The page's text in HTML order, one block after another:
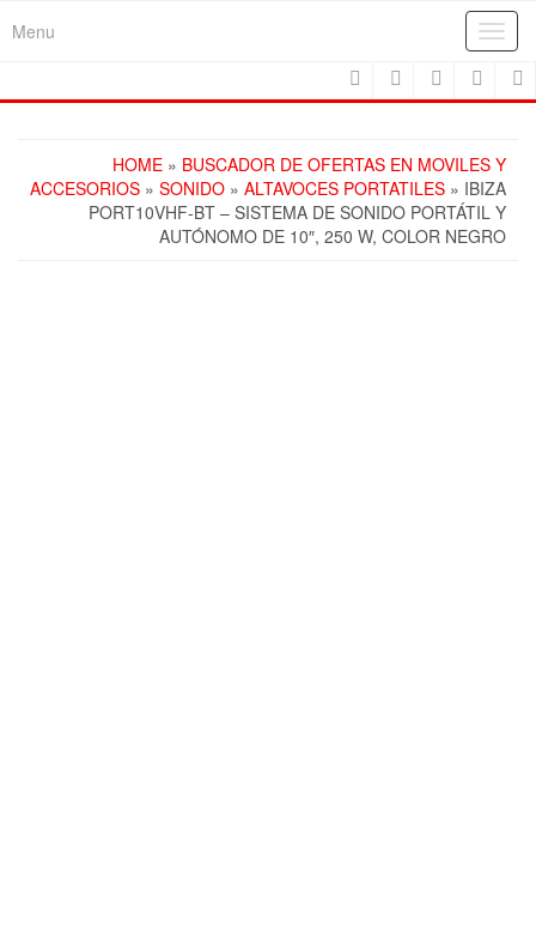
Menu
HOME » BUSCADOR DE OFERTAS EN MOVILES Y
ACCESORIOS » SONIDO » ALTAVOCES PORTATILES » IBIZA
PORT10VHF-BT – SISTEMA DE SONIDO PORTÁTIL Y
AUTÓNOMO DE 10″, 250 W, COLOR NEGRO